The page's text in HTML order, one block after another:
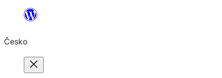
Přeskočit
obsah
Česko